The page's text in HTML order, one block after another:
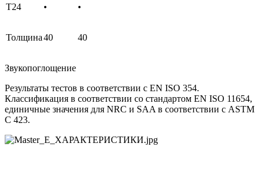
T24 • •
Толщина40 40
Звукопоглощение
Результаты тестов в соответствии с EN ISO 354.
Классификация в соответствии со стандартом EN ISO 11654,
единичные значения для NRC и SAA в соответствии с ASTM
C 423.